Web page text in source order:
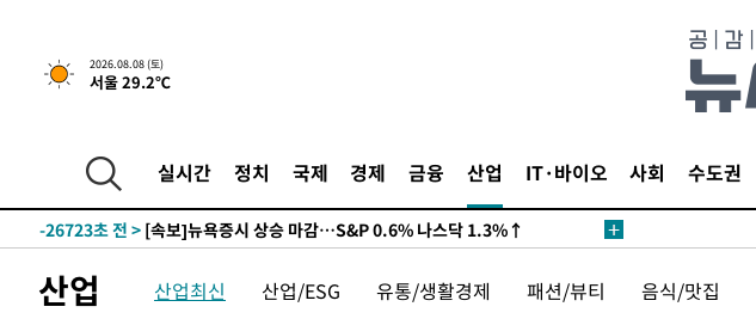
2026.08.08 (토)
서울 29.2℃
실시간 정치 국제 경제 금융 산업 IT·바이오 사회 수도권
-26723초 전 > [속보]뉴욕증시 상승 마감…S&P 0.6% 나스닥 1.3%↑
산업 산업최신 산업/ESG 유통/생활경제 패션/뷰티 음식/맛집